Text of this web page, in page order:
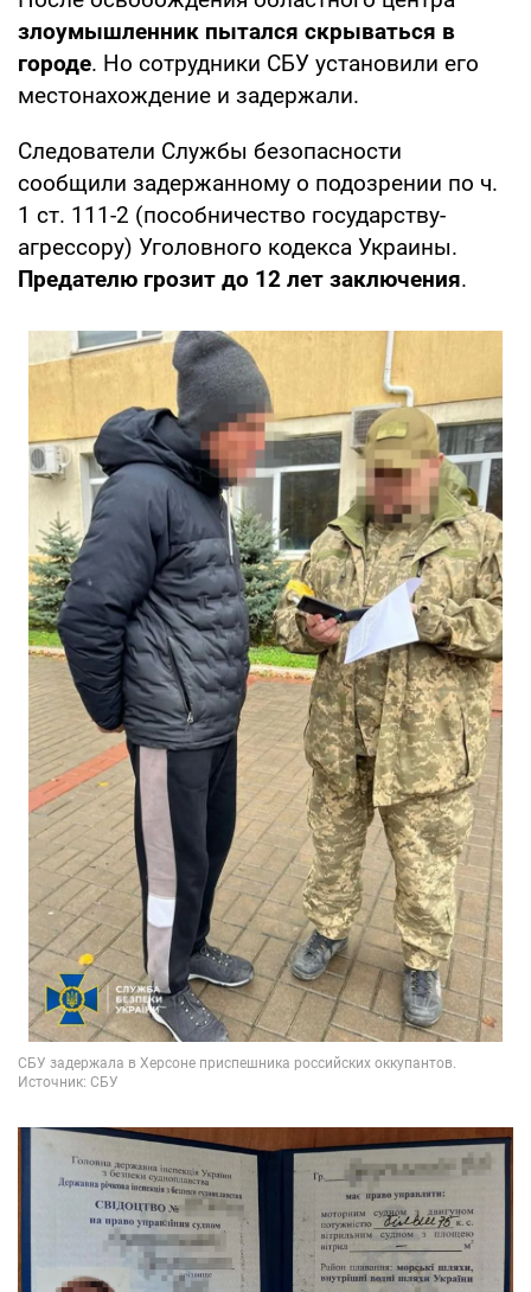
злоумышленник пытался скрываться в
городе. Но сотрудники СБУ установили его
местонахождение и задержали.
Следователи Службы безопасности
сообщили задержанному о подозрении по ч.
1 ст. 111-2 (пособничество государству-
агрессору) Уголовного кодекса Украины.
Предателю грозит до 12 лет заключения.